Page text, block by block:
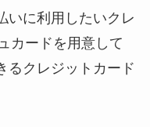
いに利用したいクレ
カードを用意して
るクレジットカード